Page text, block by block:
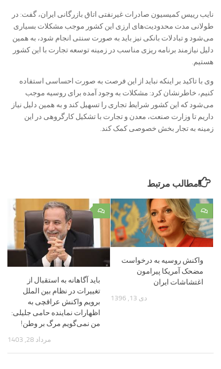
نایب رییس کمیسیون صادرات غیرنفتی اتاق بازرگانی ایران، گفت: در
طولانی مدت محدودیت‌های ارزی این کشور موجب مشکلات بسیاری
می‌شود و تبادلات بانکی نیز باید به صورت سنتی انجام شود، به همین
دلیل نیازمند برنامه ریزی مناسب در زمینه توسعه تجارت با این کشور
هستیم.
وی با تاکید بر اینکه نباید از این فرصت به صورت احساسی استفاده
کنیم، خاطرنشان کرد: مشکلات به وجود آمده برای روسیه موجب
می‌شود که این کشور شرایط تجاری را تسهیل کند و به همین دلیل نیاز
داریم تا وزارت صنعت، معدن و تجارت با تشکیل کارگروهی در این
زمینه به تجار بخش خصوصی کمک کند.
مطالب مرتبط
۰
باید آگاهانه به استقبال از
تغییرات در نظام بین الملل
برویم واکنش عراقچی به
اظهارات نماینده حامی جلیلی:
من نمی‌گویم مرگ بر وطن!
مرداد 28, 1403
۰
واکنش روسیه به درخواست
مضحک آمریکا پیرامون
اغتشاشات ایران
دی 13, 1396